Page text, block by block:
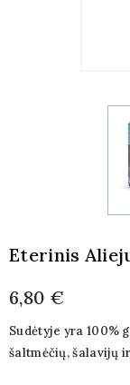
Eterinis
6,80 €
Sudėtyje yra 100%
šaltmėčių, šalavijų